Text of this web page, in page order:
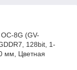
8G (GV-
128bit, 1-
мм, Цветная